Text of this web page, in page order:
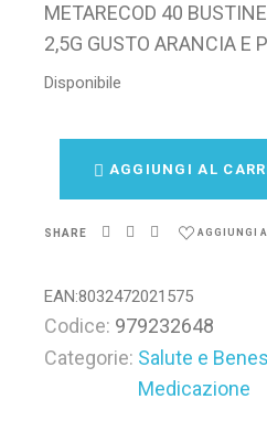
METARECOD 40
2,5G GUSTO ARANCIA E
Disponibile
AGGIUNGI AL
SHARE AGGIUNGI
EAN:8032472021575
Codice: 979232648
Categorie: Salute e
Medicazione